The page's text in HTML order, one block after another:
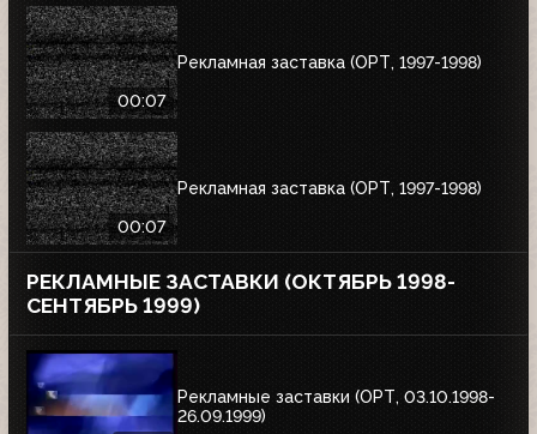
00:07
Рекламная заставка (ОРТ, 1997-1998)
00:07
Рекламная заставка (ОРТ, 1997-1998)
РЕКЛАМНЫЕ ЗАСТАВКИ (ОКТЯБРЬ 1998-
СЕНТЯБРЬ 1999)
Рекламные заставки (ОРТ, 03.10.1998-
26.09.1999)